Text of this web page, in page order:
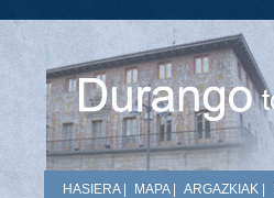
HASIERA| MAPA| ARGAZKIAK